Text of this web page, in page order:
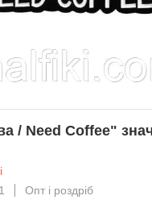
/ Need Coffee"
Опт і роздріб